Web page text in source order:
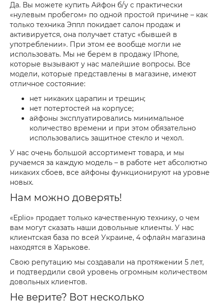
Да. Вы можете купить Айфон б/у с практически
«нулевым пробегом» по одной простой причине – как
только техника Эппл покидает салон продаж и
активируется, она получает статус «бывшей в
употреблении». При этом ее вообще могли не
использовать. Мы не берем в продажу IPhone,
которые вызывают у нас малейшие вопросы. Все
модели, которые представлены в магазине, имеют
отличное состояние:
нет никаких царапин и трещин;
нет потертостей на корпусе;
айфоны эксплуатировались минимальное
количество времени и при этом обязательно
использовались защитное стекло и чехол.
У нас очень большой ассортимент товара, и мы
ручаемся за каждую модель – в работе нет абсолютно
никаких сбоев, все айфоны функционируют на уровне
новых.
Нам можно доверять!
«Eplio» продает только качественную технику, о чем
вам могут сказать наши довольные клиенты. У нас
клиентская база по всей Украине, 4 офлайн магазина
находятся в Харькове.
Свою репутацию мы создавали на протяжении 5 лет,
и подтвердили свой уровень огромным количеством
довольных клиентов.
Не верите? Вот несколько